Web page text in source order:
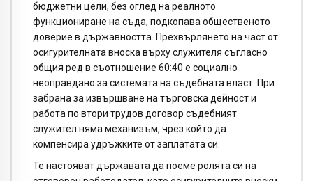
бюджетни цели, без оглед на реалното
функциониране на съда, подкопава общественото
доверие в държавността. Прехвърлянето на част от
осигурителната вноска върху служителя съгласно
общия ред в съотношение 60:40 е социално
неоправдано за системата на съдебната власт. При
забрана за извършване на търговска дейност и
работа по втори трудов договор съдебният
служител няма механизъм, чрез който да
компенсира удръжките от заплатата си.
Те настояват държавата да поеме ролята си на